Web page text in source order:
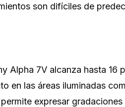
son difíciles de
Alpha 7V alcanza hasta 16
en las áreas iluminadas
expresar